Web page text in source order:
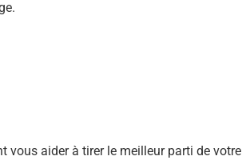
vous aider à tirer le meilleur parti de votre